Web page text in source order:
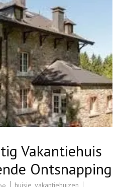
Vakantiehuis
Ontsnapping
huisje, vakantiehuizen